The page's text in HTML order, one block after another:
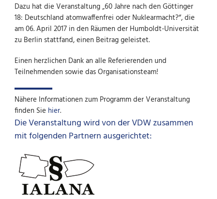
Dazu hat die Veranstaltung „60 Jahre nach den Göttinger
18: Deutschland atomwaffenfrei oder Nuklearmacht?“, die
am 06. April 2017 in den Räumen der Humboldt-Universität
zu Berlin stattfand, einen Beitrag geleistet.
Einen herzlichen Dank an alle Referierenden und
Teilnehmenden sowie das Organisationsteam!
Nähere Informationen zum Programm der Veranstaltung
finden Sie hier.
Die Veranstaltung wird von der VDW zusammen
mit folgenden Partnern ausgerichtet: